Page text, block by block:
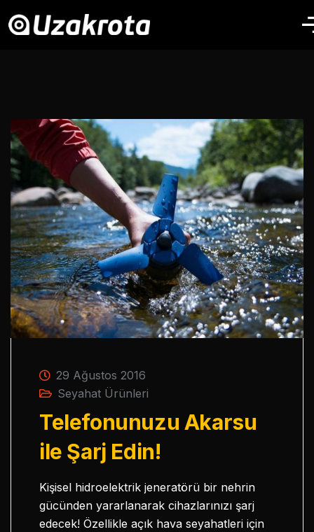
29 Ağustos 2016
Seyahat Ürünleri
Telefonunuzu Akarsu
ile Şarj Edin!
Kişisel hidroelektrik jeneratörü bir nehrin
gücünden yararlanarak cihazlarınızı şarj
edecek! Özellikle açık hava seyahatleri için